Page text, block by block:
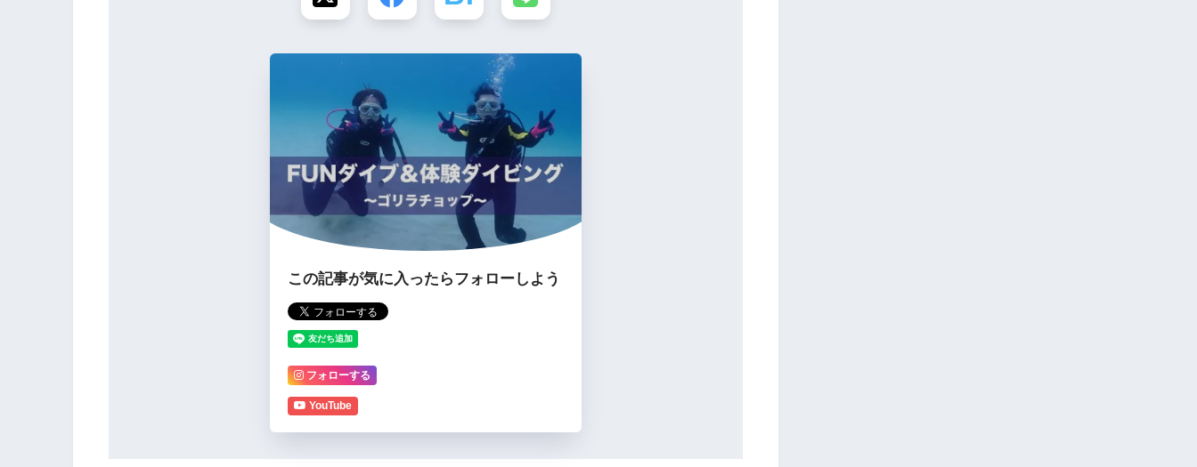
この記事が気に入ったらフォローしよう
フォローする
YouTube